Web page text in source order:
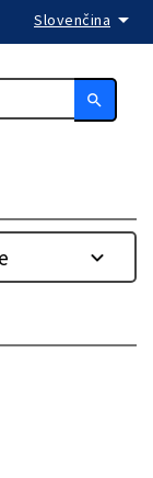
Slovenčina arrow_drop_down
search